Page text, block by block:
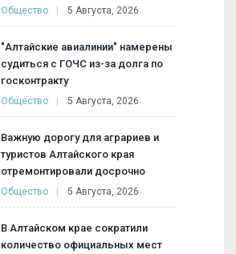
Общество 5 Августа, 2026
"Алтайские авиалинии" намерены
судиться с ГОЧС из-за долга по
госконтракту
Общество 5 Августа, 2026
Важную дорогу для аграриев и
туристов Алтайского края
отремонтировали досрочно
Общество 5 Августа, 2026
В Алтайском крае сократили
количество официальных мест